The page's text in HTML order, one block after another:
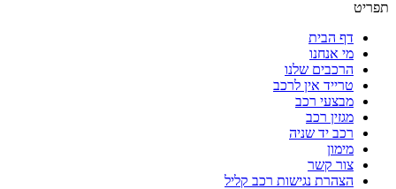
תפריט
דף הבית
מי אנחנו
הרכבים שלנו
טרייד אין לרכב
מבצעי רכב
מגזין רכב
רכב יד שניה
מימון
צור קשר
הצהרת נגישות רכב קליל